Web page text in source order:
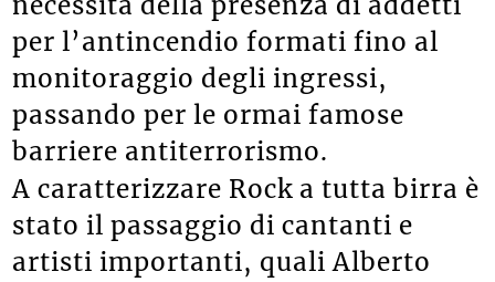
per l’antincendio formati fino al
monitoraggio degli ingressi,
passando per le ormai famose
barriere antiterrorismo.
A caratterizzare Rock a tutta birra è
stato il passaggio di cantanti e
artisti importanti, quali Alberto